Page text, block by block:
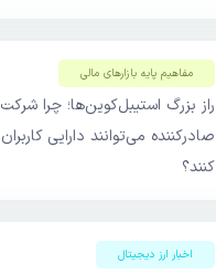
مفاهیم پایه بازار‌های مالی
راز بزرگ استیبل‌کوین‌ها؛ چرا
صادرکننده می‌توانند دارایی
کنند؟
اخبار ارز دیجیتال